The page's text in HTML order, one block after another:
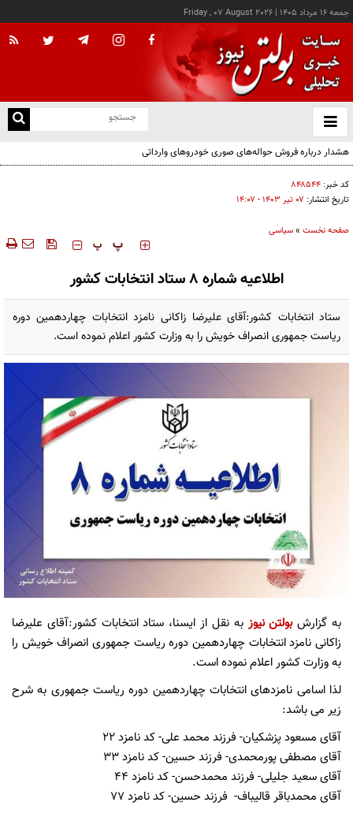
جمعه ۱۶ مرداد ۱۴۰۵ |
Friday , 07 August 2026
باز
و
هشدار درباره فروش حواله‌های صوری خودروهای وارداتی
کد خبر: ۸۴۸۵۴۴
تاریخ انتشار: ۰۷ تير ۱۴۰۳ - ۱۴:۰۷
صفحه نخست »سیاسی
‍‍‍ پ پ
اطلاعیه شماره ۸ ستاد انتخابات کشور
ستاد انتخابات کشور:آقای علیرضا زاکانی نامزد انتخابات چهاردهمین دوره
ریاست جمهوری انصراف خویش را به وزارت کشور اعلام نموده­ است.
به گزارش بولتن نیوز به نقل از ایسنا، ستاد انتخابات کشور:آقای علیرضا
زاکانی نامزد انتخابات چهاردهمین دوره ریاست جمهوری انصراف خویش را
به وزارت کشور اعلام نموده­ است.
لذا اسامی نامزدهای انتخابات چهاردهمین دوره ریاست جمهوری به شرح
زیر می­ باشد:
آقای مسعود پزشکیان- فرزند محمد علی- کد نامزد ۲۲
آقای مصطفی پورمحمدی- فرزند حسین- کد نامزد ۳۳
آقای سعید جلیلی- فرزند محمدحسن- کد نامزد ۴۴
آقای محمدباقر قالیباف- فرزند حسین- کد نامزد ۷۷